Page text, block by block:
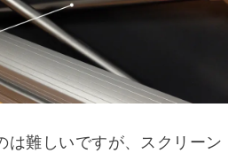
は難しいですが、スクリーン